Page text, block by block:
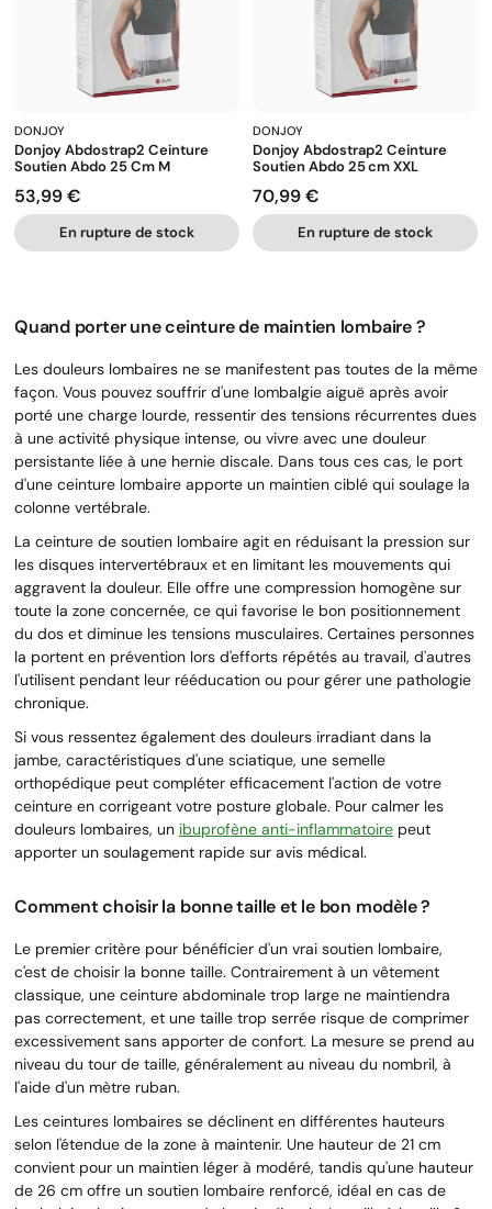
DONJOY
Donjoy Abdostrap2 Ceinture
Soutien Abdo 25 Cm M
Prix
53,99 €
En rupture de stock
DONJOY
Donjoy Abdostrap2 Ceinture
Soutien Abdo 25 Cm XXL
Prix
70,99 €
En rupture de stock
Quand porter une ceinture de maintien lombaire ?
Les douleurs lombaires ne se manifestent pas toutes de la même
façon. Vous pouvez souffrir d'une lombalgie aiguë après avoir
porté une charge lourde, ressentir des tensions récurrentes dues
à une activité physique intense, ou vivre avec une douleur
persistante liée à une hernie discale. Dans tous ces cas, le port
d'une ceinture lombaire apporte un maintien ciblé qui soulage la
colonne vertébrale.
La ceinture de soutien lombaire agit en réduisant la pression sur
les disques intervertébraux et en limitant les mouvements qui
aggravent la douleur. Elle offre une compression homogène sur
toute la zone concernée, ce qui favorise le bon positionnement
du dos et diminue les tensions musculaires. Certaines personnes
la portent en prévention lors d'efforts répétés au travail, d'autres
l'utilisent pendant leur rééducation ou pour gérer une pathologie
chronique.
Si vous ressentez également des douleurs irradiant dans la
jambe, caractéristiques d'une sciatique, une semelle
orthopédique peut compléter efficacement l'action de votre
ceinture en corrigeant votre posture globale. Pour calmer les
douleurs lombaires, un ibuprofène anti-inflammatoire peut
apporter un soulagement rapide sur avis médical.
Comment choisir la bonne taille et le bon modèle ?
Le premier critère pour bénéficier d'un vrai soutien lombaire,
c'est de choisir la bonne taille. Contrairement à un vêtement
classique, une ceinture abdominale trop large ne maintiendra
pas correctement, et une taille trop serrée risque de comprimer
excessivement sans apporter de confort. La mesure se prend au
niveau du tour de taille, généralement au niveau du nombril, à
l'aide d'un mètre ruban.
Les ceintures lombaires se déclinent en différentes hauteurs
selon l'étendue de la zone à maintenir. Une hauteur de 21 cm
convient pour un maintien léger à modéré, tandis qu'une hauteur
de 26 cm offre un soutien lombaire renforcé, idéal en cas de